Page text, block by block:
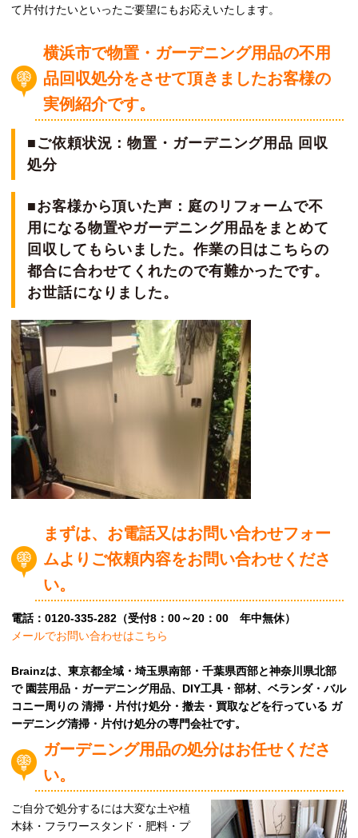
て片付けたいといったご要望にもお応えいたします。
横浜市で物置・ガーデニング用品の不用
品回収処分をさせて頂きましたお客様の
実例紹介です。
■ご依頼状況：物置・ガーデニング用品 回収
処分
■お客様から頂いた声：庭のリフォームで不
用になる物置やガーデニング用品をまとめて
回収してもらいました。作業の日はこちらの
都合に合わせてくれたので有難かったです。
お世話になりました。
まずは、お電話又はお問い合わせフォー
ムよりご依頼内容をお問い合わせくださ
い。
電話：0120-335-282（受付8：00～20：00 年中無休）
メールでお問い合わせはこちら
Brainzは、東京都全域・埼玉県南部・千葉県西部と神奈川県北部
で 園芸用品・ガーデニング用品、DIY工具・部材、ベランダ・バル
コニー周りの 清掃・片付け処分・撤去・買取などを行っている ガ
ーデニング清掃・片付け処分の専門会社です。
ガーデニング用品の処分はお任せくださ
い。
ご自分で処分するには大変な土や植
木鉢・フラワースタンド・肥料・プ